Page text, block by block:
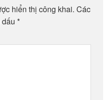
hiển thị công khai. Các
*